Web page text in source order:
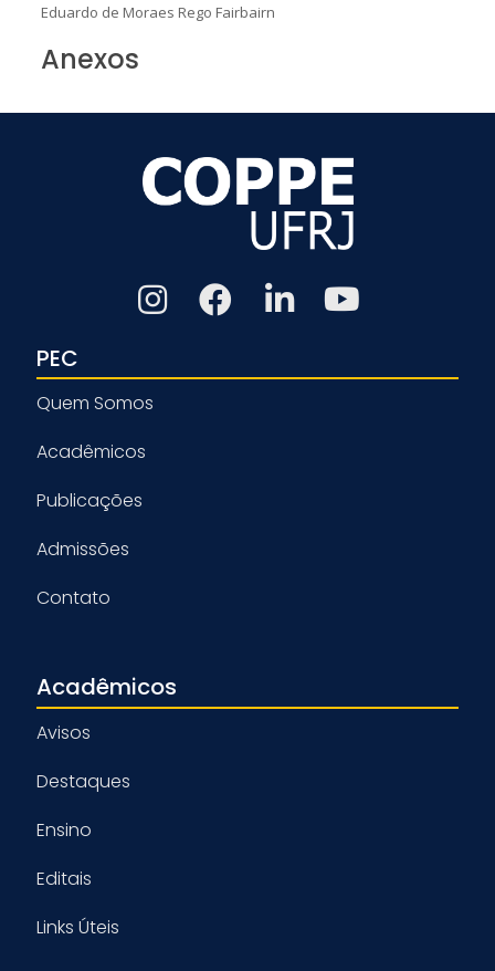
Eduardo de Moraes Rego Fairbairn
Anexos
PEC
Quem Somos
Acadêmicos
Publicações
Admissões
Contato
Acadêmicos
Avisos
Destaques
Ensino
Editais
Links Úteis